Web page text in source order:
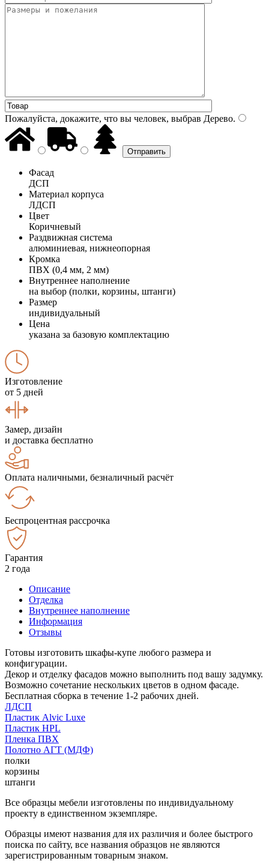
Пожалуйста, докажите, что вы человек, выбрав Дерево.
Фасад
ДСП
Материал корпуса
ЛДСП
Цвет
Коричневый
Раздвижная система
алюминиевая, нижнеопорная
Кромка
ПВХ (0,4 мм, 2 мм)
Внутреннее наполнение
на выбор (полки, корзины, штанги)
Размер
индивидуальный
Цена
указана за базовую комплектацию
Изготовление
от 5 дней
Замер, дизайн
и доставка бесплатно
Оплата наличными, безналичный расчёт
Беспроцентная рассрочка
Гарантия
2 года
Описание
Отделка
Внутреннее наполнение
Информация
Отзывы
Готовы изготовить шкафы-купе любого размера и
конфигурации.
Декор и отделку фасадов можно выполнить под вашу задумку.
Возможно сочетание нескольких цветов в одном фасаде.
Бесплатная сборка в течение 1-2 рабочих дней.
ЛДСП
Пластик Alvic Luxe
Пластик HPL
Пленка ПВХ
Полотно АГТ (МДФ)
полки
корзины
штанги
Все образцы мебели изготовлены по индивидуальному
проекту в единственном экземпляре.
Образцы имеют названия для их различия и более быстрого
поиска по сайту, все названия образцов не являются
зарегистрированным товарным знаком.